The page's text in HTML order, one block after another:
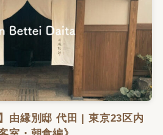
由縁別邸 代田 | 東京23区内